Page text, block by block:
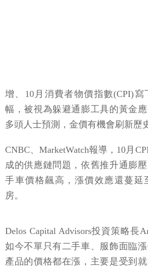
增、10月消費者物價指數(CPI)寫
幅，被視為躲避通膨工具的黃金
多頭人士預測，金價有機會刷新歷
CNBC、MarketWatch報導，10月
成的供應鏈問題，依舊推升通膨
手車價格飆高，漲價效應還蔓延
房。
Delos Capital Advisors投資策略長
如今不單只有二手車、服飾面臨
產品的價格都在漲，主要是受到